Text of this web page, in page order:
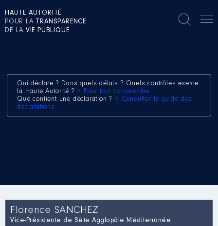
HAUTE AUTORITÉ
POUR LA TRANSPARENCE
DE LA VIE PUBLIQUE
Qui déclare ? Dans quels délais ? Quels contrôles exerce
la Haute Autorité ? > Pour tout comprendre
Que contient une déclaration ? > Consulter le guide des
déclarations
Florence SANCHEZ
Vice-Présidente de Sète Agglopôle Méditerranée